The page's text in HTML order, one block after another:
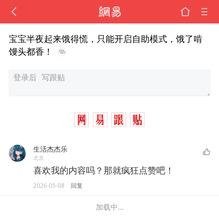
宝宝半夜起来饿得慌，只能开启自助模式，饿了啃
馒头都香！
生活杰杰乐
北京
喜欢我的内容吗？那就疯狂点赞吧！
2026-05-08 回复
加载中...